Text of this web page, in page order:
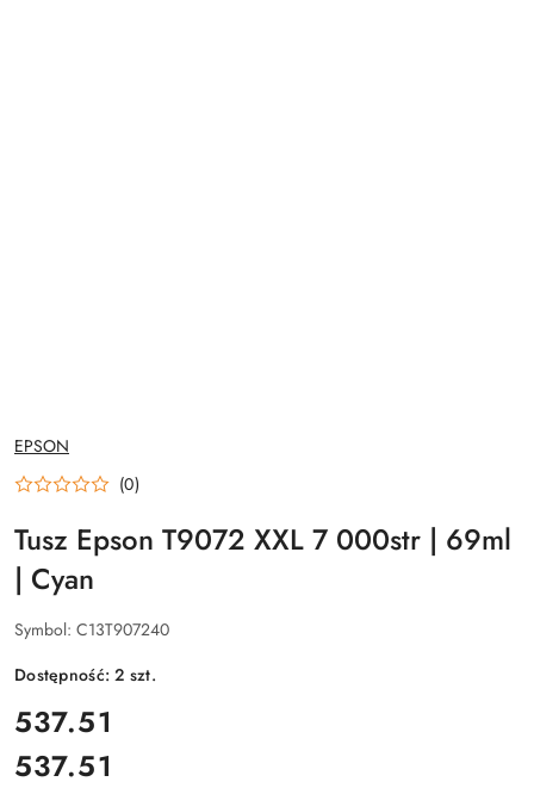
NAZWA
PRODUCENTA:
EPSON
(0)
Tusz Epson T9072 XXL 7 000str | 69ml
| Cyan
Symbol: C13T907240
Dostępność:2 szt.
cena:
537.51
Cena:
537.51